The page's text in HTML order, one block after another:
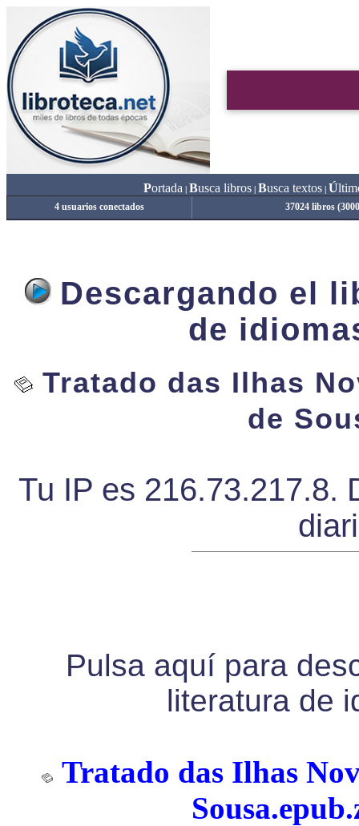
Portada Busca libros| Busca textos| Ú
4 usuarios conectados 37024 libros
Descargando el
de
Tratado das Ilhas
de
Tu IP es 216.73.217.8.
Pulsa aquí para
literatura de
Tratado das Ilhas